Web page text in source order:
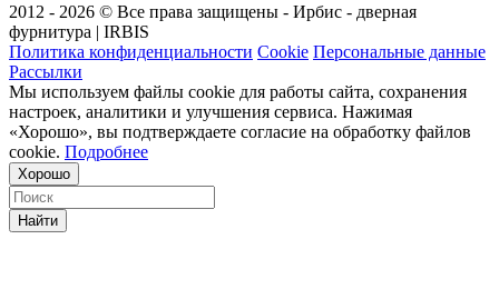
2012 - 2026 © Все права защищены - Ирбис - дверная
фурнитура | IRBIS
Политика конфиденциальности Cookie Персональные данные
Рассылки
Мы используем файлы cookie для работы сайта, сохранения
настроек, аналитики и улучшения сервиса. Нажимая
«Хорошо», вы подтверждаете согласие на обработку файлов
cookie. Подробнее
Хорошо
Найти